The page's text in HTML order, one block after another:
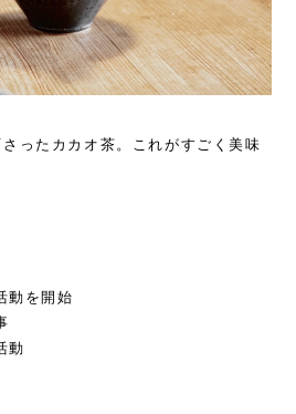
ったカカオ茶。これがすごく美味
動を開始
動